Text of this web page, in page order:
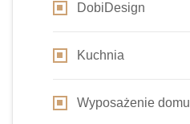
DobiDesign
Kuchnia
Wyposażenie domu